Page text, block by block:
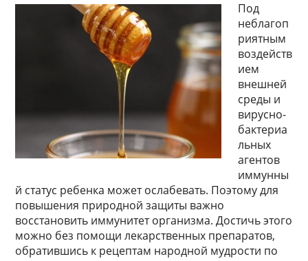
Под
неблагоп
риятным
воздейств
ием
внешней
среды и
вирусно-
бактериа
льных
агентов
иммунны
й статус ребенка может ослабевать. Поэтому для
повышения природной защиты важно
восстановить иммунитет организма. Достичь этого
можно без помощи лекарственных препаратов,
обратившись к рецептам народной мудрости по